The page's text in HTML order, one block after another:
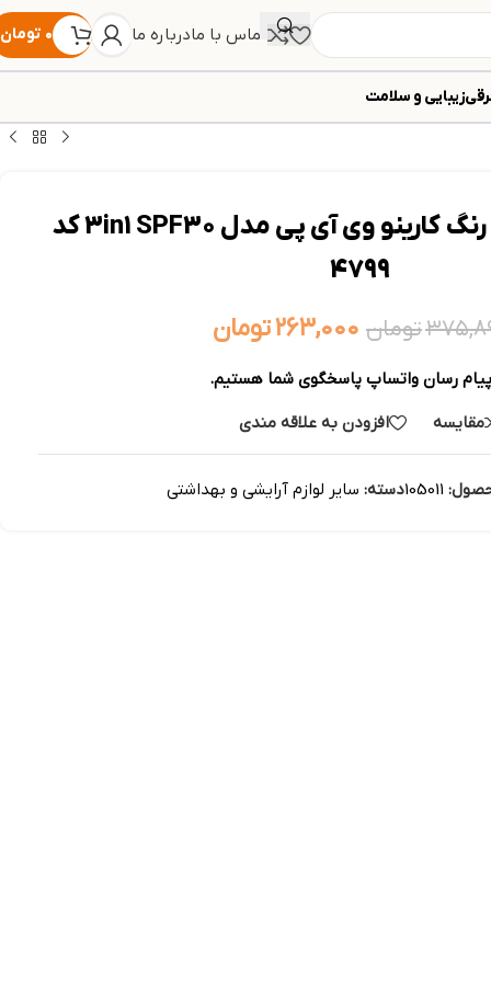
تماس با مادرباره ما ۰ تومان
زیبایی و سلامت
ژل ضد آفتاب بی رنگ کارینو وی آی پی مدل 3in1 SPF30 کد
4799
تومان ۲۶۳,۰۰۰تومان
رسان واتساپ پاسخگوی شما هستیم.
مقایسه
افزودن به علاقه مندی
105011دسته: سایر لوازم آرایشی و بهداشتی